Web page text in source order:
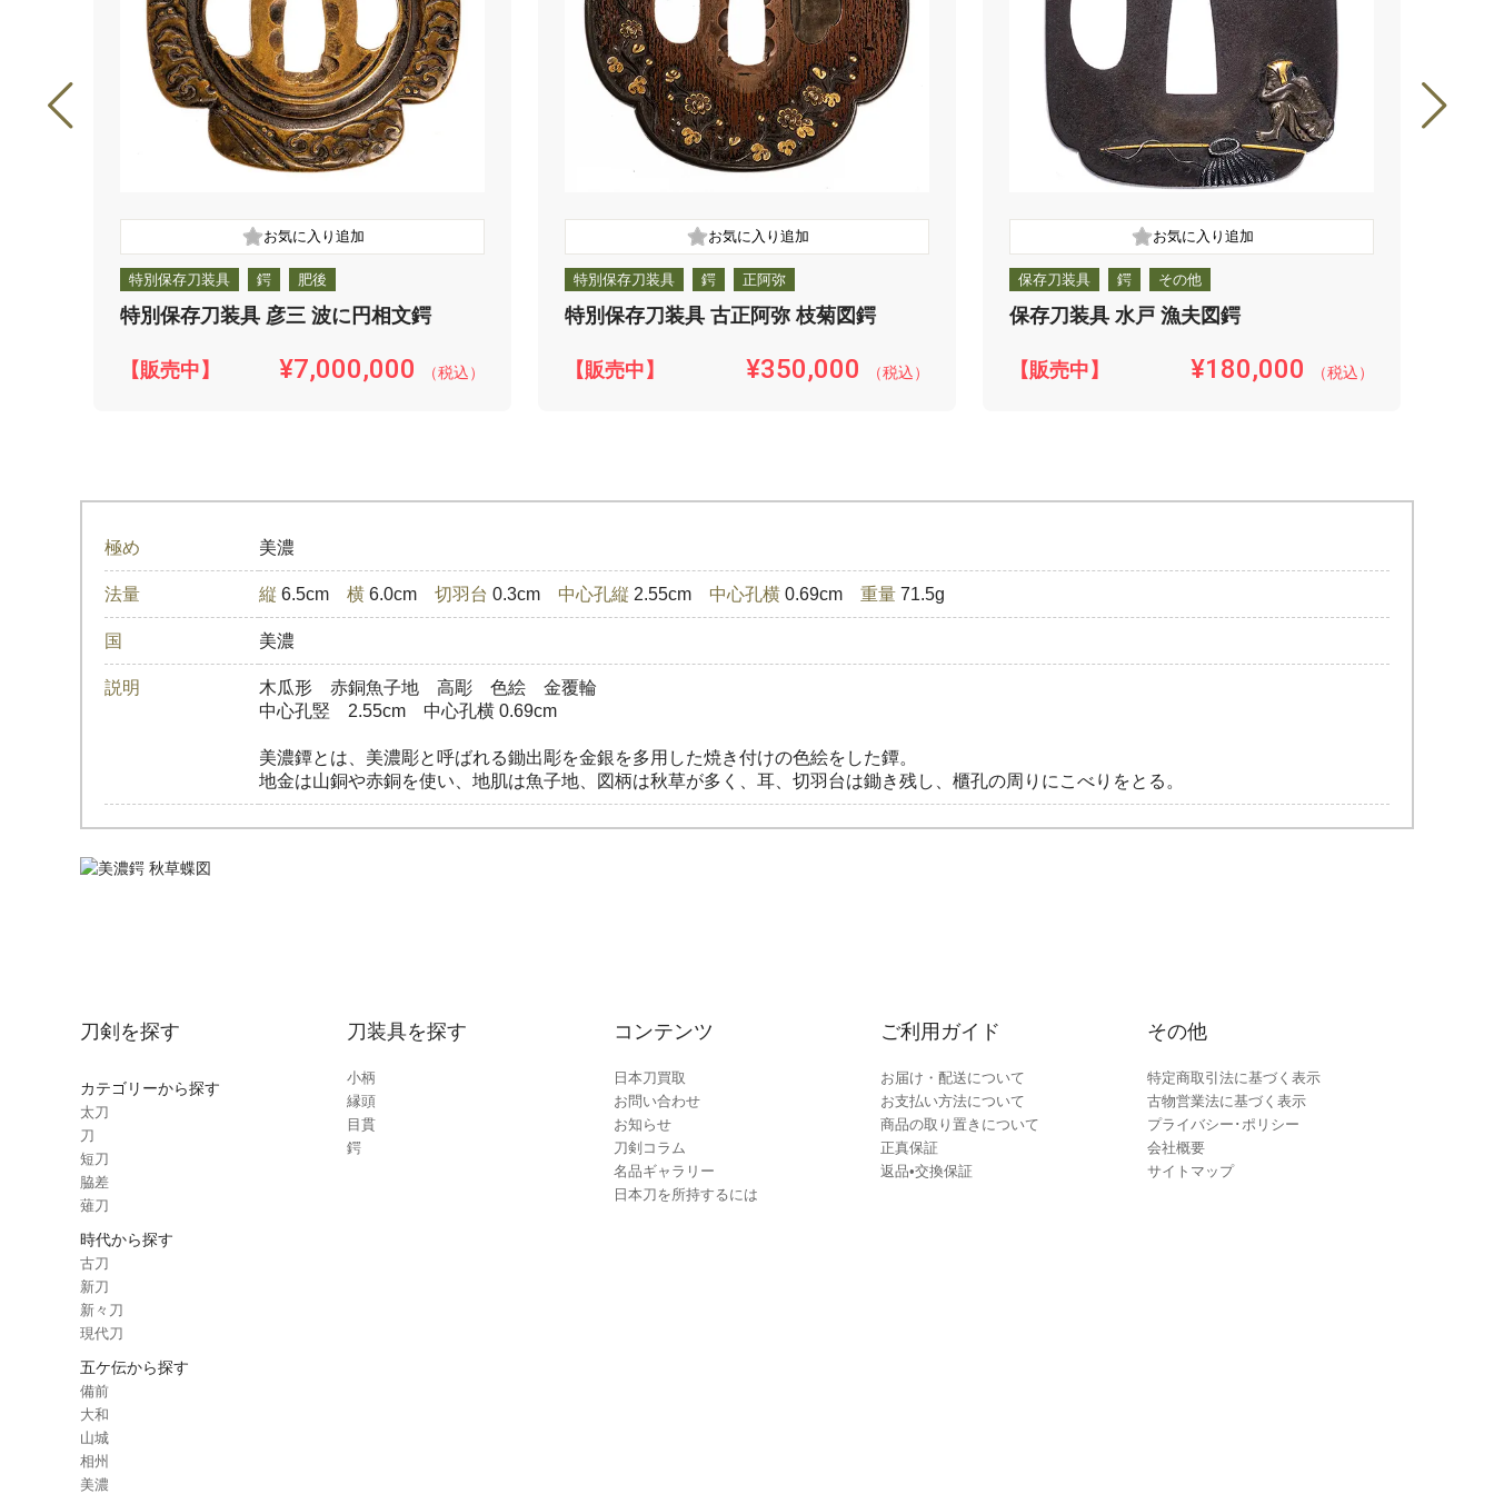
特別保存刀装具 鍔 肥後
特別保存刀装具 彦三 波に円相文鍔
【販売中】 ¥7,000,000 （税込）
特別保存刀装具 鍔 正阿弥
特別保存刀装具 古正阿弥 枝菊図鍔
【販売中】 ¥350,000 （税込）
保存刀装具 鍔 その他
保存刀装具 水戸 漁夫図鍔
【販売中】 ¥180,000 （税込）
極め 美濃
法量 縦6.5cm 横6.0cm 切羽台 0.3cm 中心孔縦2.55cm 中心孔横0.69cm 重量71.5g
国 美濃
説明
木瓜形 赤銅魚子地 高彫 色絵 金覆輪
中心孔竪 2.55cm 中心孔横 0.69cm
美濃鐔とは、美濃彫と呼ばれる鋤出彫を金銀を多用した焼き付けの色絵をした鐔。
地金は山銅や赤銅を使い、地肌は魚子地、図柄は秋草が多く、耳、切羽台は鋤き残し、櫃孔の周りにこべりをとる。
刀剣を探す
カテゴリーから探す
太刀
刀
短刀
脇差
薙刀
時代から探す
古刀
新刀
新々刀
現代刀
五ケ伝から探す
備前
大和
山城
相州
美濃
刀装具を探す
小柄
縁頭
目貫
鍔
コンテンツ
日本刀買取
お問い合わせ
お知らせ
刀剣コラム
名品ギャラリー
日本刀を所持するには
ご利用ガイド
お届け・配送について
お支払い方法について
商品の取り置きについて
正真保証
返品•交換保証
その他
特定商取引法に基づく表示
古物営業法に基づく表示
プライバシー･ポリシー
会社概要
サイトマップ